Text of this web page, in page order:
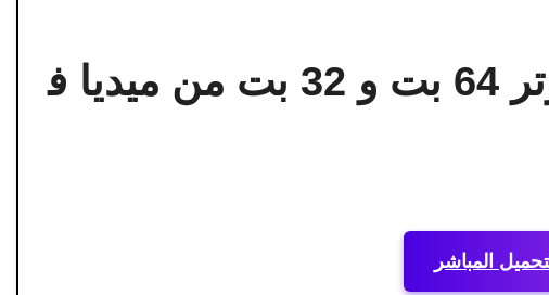
تحميل الفلاش بلاير للكمبيوتر 64 بت و 32 بت من ميديا ​​ف
المباشر